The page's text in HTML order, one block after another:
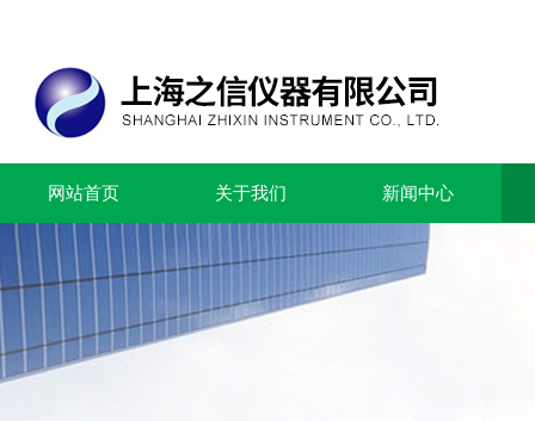
网站首页 关于我们 新闻中心